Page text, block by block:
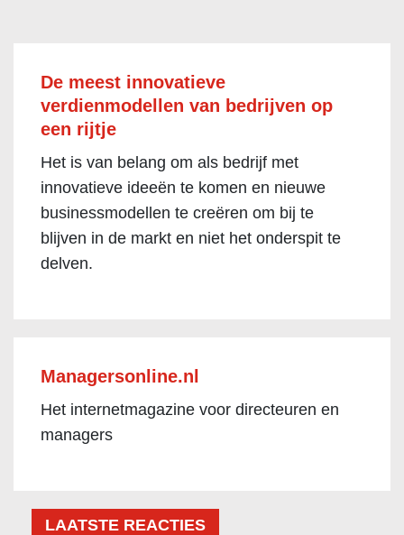
De meest innovatieve
verdienmodellen van bedrijven op
een rijtje
Het is van belang om als bedrijf met
innovatieve ideeën te komen en nieuwe
businessmodellen te creëren om bij te
blijven in de markt en niet het onderspit te
delven.
Managersonline.nl
Het internetmagazine voor directeuren en
managers
LAATSTE REACTIES